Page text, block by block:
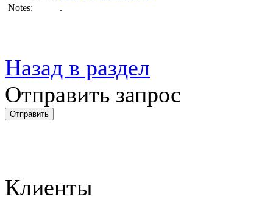
Notes:
.
Назад в раздел
Отправить запрос
Клиенты